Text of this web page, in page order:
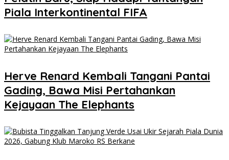
Piala Interkontinental FIFA
Herve Renard Kembali Tangani Pantai
Gading, Bawa Misi Pertahankan
Kejayaan The Elephants